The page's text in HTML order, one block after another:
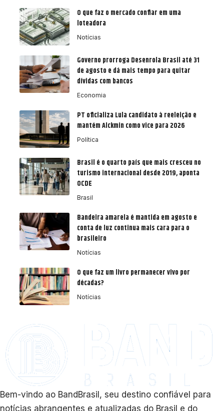
O que faz o mercado confiar em uma
loteadora
Notícias
Governo prorroga Desenrola Brasil até 31
de agosto e dá mais tempo para quitar
dívidas com bancos
Economia
PT oficializa Lula candidato à reeleição e
mantém Alckmin como vice para 2026
Política
Brasil é o quarto país que mais cresceu no
turismo internacional desde 2019, aponta
OCDE
Brasil
Bandeira amarela é mantida em agosto e
conta de luz continua mais cara para o
brasileiro
Notícias
O que faz um livro permanecer vivo por
décadas?
Notícias
Bem-vindo ao BandBrasil, seu destino confiável para
notícias abrangentes e atualizadas do Brasil e do